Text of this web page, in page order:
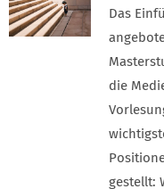
Das
die
gestellt: